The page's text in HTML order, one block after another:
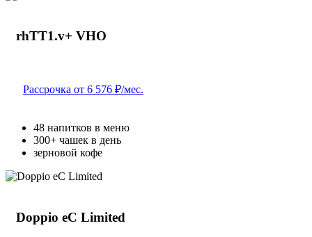
rhTT1.v+ VHO
Рассрочка от 6 576 ₽/мес.
48 напитков в меню
300+ чашек в день
зерновой кофе
Doppio eC Limited